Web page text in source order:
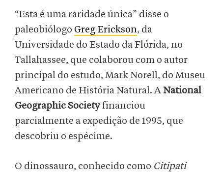
“Esta é uma raridade única” disse o
paleobiólogo Greg Erickson, da
Universidade do Estado da Flórida, no
Tallahassee, que colaborou com o autor
principal do estudo, Mark Norell, do Museu
Americano de História Natural. A National
Geographic Societyfinanciou
parcialmente a expedição de 1995, que
descobriu o espécime.
O dinossauro, conhecido como Citipati